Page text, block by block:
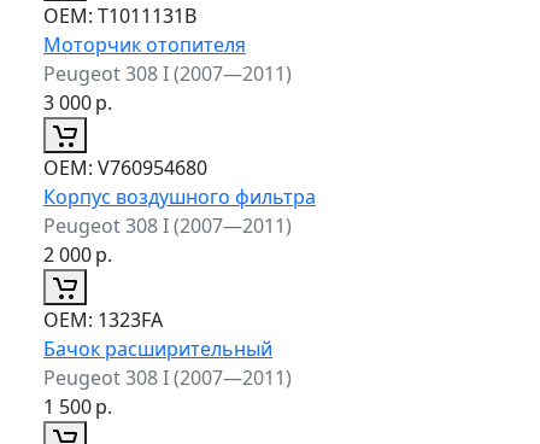
ОЕМ: T1011131B
Моторчик отопителя
Peugeot 308 I (2007—2011)
3 000р.
ОЕМ: V760954680
Корпус воздушного фильтра
Peugeot 308 I (2007—2011)
2 000р.
ОЕМ: 1323FA
Бачок расширительный
Peugeot 308 I (2007—2011)
1 500р.